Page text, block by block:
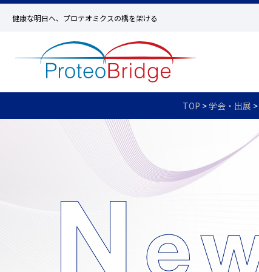
健康な明日へ、プロテオミクスの橋を架ける
TOP >学会・出展 >